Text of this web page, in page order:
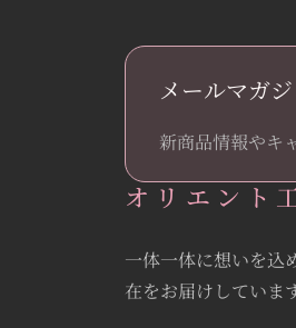
メールマガ
新商品情報やキ
オリエント
一体一体に想いを込
在をお届けしています